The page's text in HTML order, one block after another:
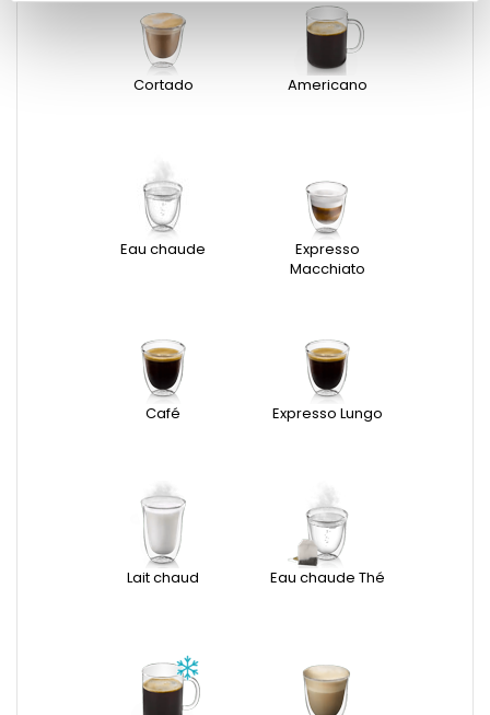
Cortado Americano
Eau chaude
Expresso
Macchiato
Café Expresso Lungo
Lait chaud Eau chaude Thé